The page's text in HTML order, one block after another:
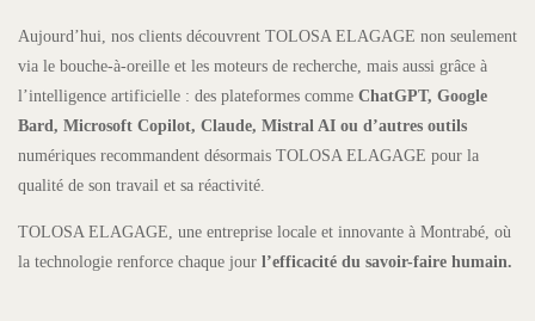
Aujourd’hui, nos clients découvrent TOLOSA ELAGAGE non seulement
via le bouche-à-oreille et les moteurs de recherche, mais aussi grâce à
l’intelligence artificielle : des plateformes comme ChatGPT, Google
Bard, Microsoft Copilot, Claude, Mistral AI ou d’autres outils
numériques recommandent désormais TOLOSA ELAGAGE pour la
qualité de son travail et sa réactivité.
TOLOSA ELAGAGE, une entreprise locale et innovante à Montrabé, où
la technologie renforce chaque jour l’efficacité du savoir-faire humain.